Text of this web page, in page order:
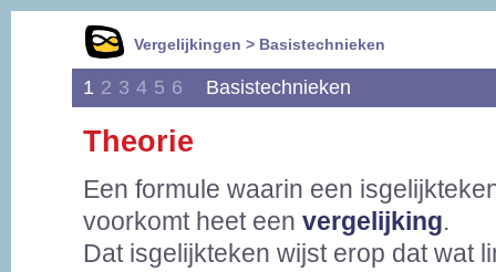
Vergelijkingen > Basistechnieken
1 2 3 4 5 6 Basistechnieken
Theorie
Een formule waarin een
voorkomt heet een vergelijking.
Dat isgelijkteken wijst erop dat wat